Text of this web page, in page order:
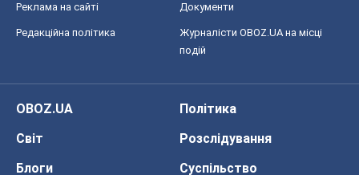
Реклама на сайті Документи
Редакційна політика
Журналісти OBOZ.UA на місці
подій
OBOZ.UA
Політика
Світ
Розслідування
Блоги
Суспільство